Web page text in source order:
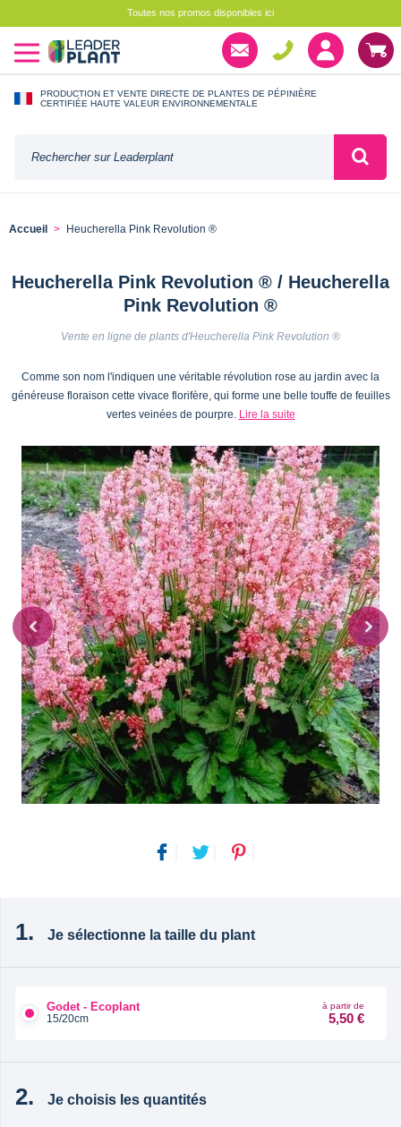
Toutes nos promos disponibles ici
PRODUCTION ET VENTE DIRECTE DE PLANTES DE PÉPINIÈRE
CERTIFIÉE HAUTE VALEUR ENVIRONNEMENTALE
Accueil Heucherella Pink Revolution ®
Heucherella Pink Revolution ® / Heucherella
Pink Revolution ®
Vente en ligne de plants d'Heucherella Pink Revolution ®
Comme son nom l'indiquen une véritable révolution rose au jardin avec la
généreuse floraison cette vivace florifère, qui forme une belle touffe de feuilles
vertes veinées de pourpre. Lire la suite
Je sélectionne la taille du plant
Godet - Ecoplant
15/20cm
à partir de
5,50 €
Je choisis les quantités